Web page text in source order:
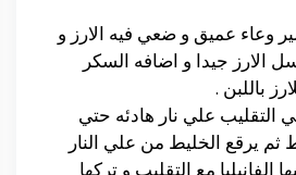
وعاء عميق و ضعي فيه الارز و
الارز جيدا و اضافه السكر
باللبن .
التقليب علي نار هادئه حتي
ثم يرقع الخليط من علي النار
الفانيليا مع التقليب و تركها